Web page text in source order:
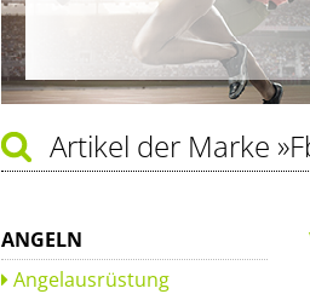
Artikel der Marke
ANGELN
Angelausrüstung